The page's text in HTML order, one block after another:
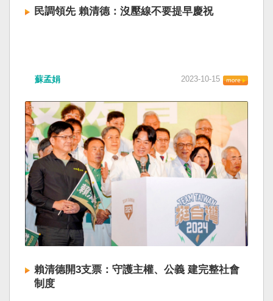
民調領先 賴清德：沒壓線不要提早慶祝
蘇孟娟 2023-10-15
賴清德開3支票：守護主權、公義 建完整社會
制度